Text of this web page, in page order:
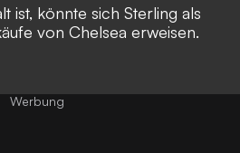
ist, könnte sich Sterling als
von Chelsea erweisen.